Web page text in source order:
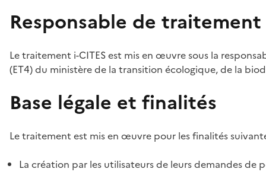
Responsable de traitement
Le traitement i-CITES est mis en œuvre sous la
(ET4) du ministère de la transition écologique, de la
Base légale et finalités
Le traitement est mis en œuvre pour les finalités
La création par les utilisateurs de leurs demandes